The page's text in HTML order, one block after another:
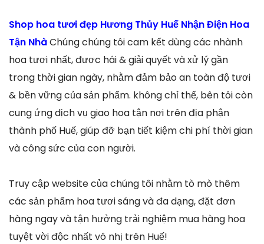
Shop hoa tươi đẹp Hương Thủy Huế Nhận Điện Hoa
Tận NhàChúng chúng tôi cam kết dùng các nhành
hoa tươi nhất, được hái & giải quyết và xử lý gần
trong thời gian ngày, nhằm đảm bảo an toàn độ tươi
& bền vững của sản phẩm. không chỉ thế, bên tôi còn
cung ứng dịch vụ giao hoa tận nơi trên địa phận
thành phố Huế, giúp đỡ bạn tiết kiệm chi phí thời gian
và công sức của con người.
Truy cập website của chúng tôi nhằm tò mò thêm
các sản phẩm hoa tươi sáng và đa dạng, đặt đơn
hàng ngay và tận hưởng trải nghiệm mua hàng hoa
tuyệt vời độc nhất vô nhị trên Huế!